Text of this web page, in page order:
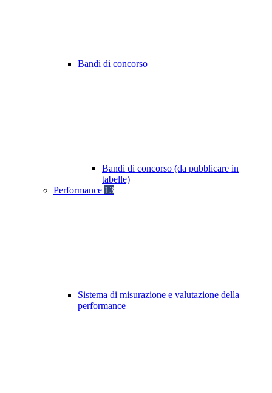
Bandi di concorso
Bandi di concorso (da pubblicare in
tabelle)
Performance 13
Sistema di misurazione e valutazione della
performance